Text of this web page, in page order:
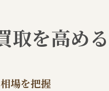
空き家や古家の売
空き家の不動
取を高め
場を把握